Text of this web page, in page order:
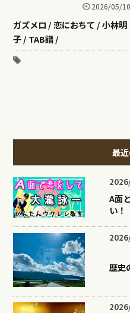
2026/05/10
ガズメロ / 恋におちて / 小林明
子 / TAB譜 /
最
A面
い！
歴史